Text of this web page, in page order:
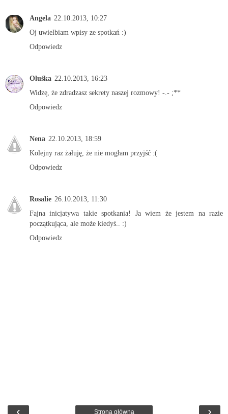
Angela 22.10.2013, 10:27
Oj uwielbiam wpisy ze spotkań :)
Odpowiedz
Oluśka 22.10.2013, 16:23
Widzę, że zdradzasz sekrety naszej rozmowy! -.- ;**
Odpowiedz
Nena 22.10.2013, 18:59
Kolejny raz żałuję, że nie mogłam przyjść :(
Odpowiedz
Rosalie 26.10.2013, 11:30
Fajna inicjatywa takie spotkania! Ja wiem że jestem na razie
początkująca, ale może kiedyś.. :)
Odpowiedz
‹ ›
Strona główna